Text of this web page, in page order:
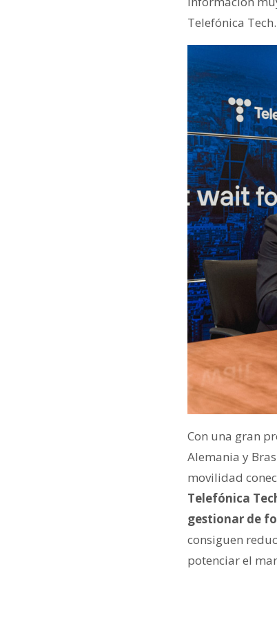
Telefónica Tech.
Con una gran
Alemania y
movilidad
Telefónica
gestionar de
consiguen
potenciar el